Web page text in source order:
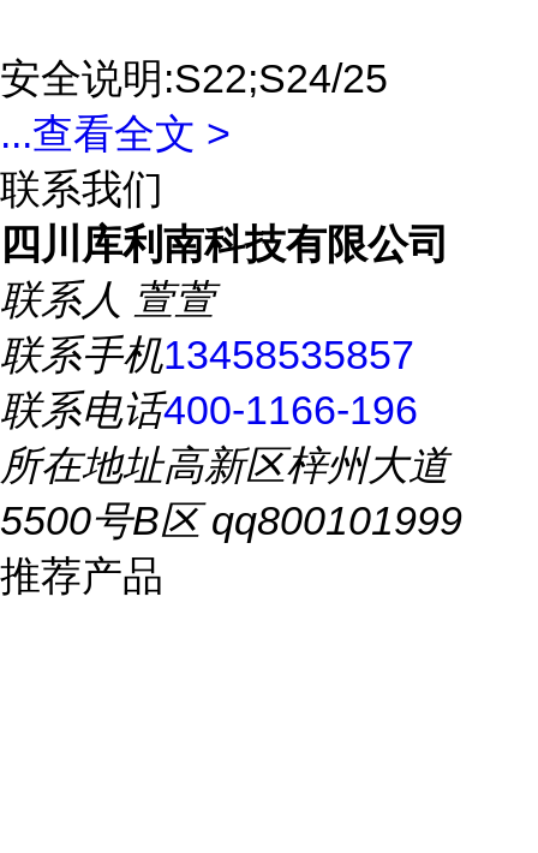
安全说明:S22;S24/25
...查看全文 >
联系我们
四川库利南科技有限公司
联系人 萱萱
联系手机13458535857
联系电话400-1166-196
所在地址高新区梓州大道
5500号B区 qq800101999
推荐产品